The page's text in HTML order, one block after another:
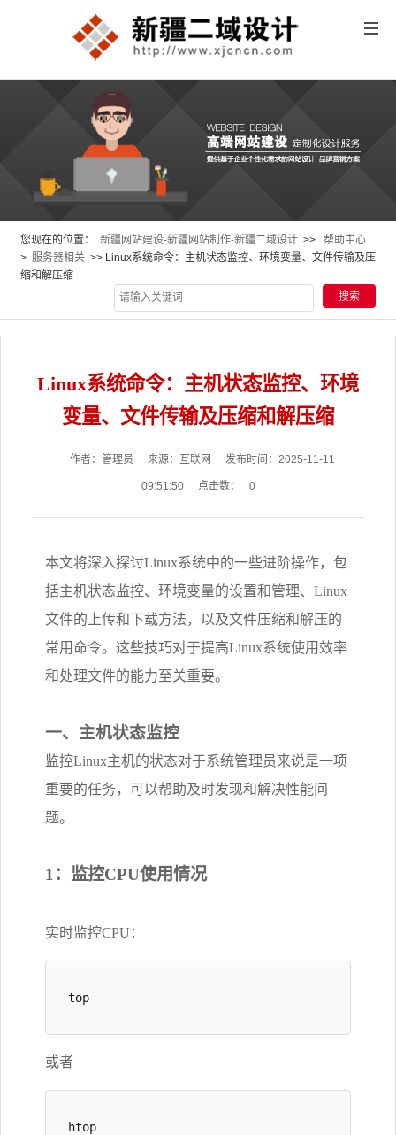
您现在的位置： 新疆网站建设-新疆网站制作-新疆二域设计 >>
帮助中心
> 服务器相关 >> Linux系统命令：主机状态监控、环境变量、文件传输及压
缩和解压缩
Linux系统命令：主机状态监控、环境
变量、文件传输及压缩和解压缩
作者：管理员 来源：互联网 发布时间：2025-11-11
09:51:50 点击数： 0
本文将深入探讨Linux系统中的一些进阶操作，包
括主机状态监控、环境变量的设置和管理、Linux
文件的上传和下载方法，以及文件压缩和解压的
常用命令。这些技巧对于提高Linux系统使用效率
和处理文件的能力至关重要。
一、主机状态监控
监控Linux主机的状态对于系统管理员来说是一项
重要的任务，可以帮助及时发现和解决性能问
题。
1：监控CPU使用情况
实时监控CPU：
top
或者
htop